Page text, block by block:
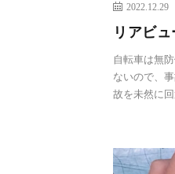
2022.12.29
リアビ
自転車は無
ないので、
故を未然に